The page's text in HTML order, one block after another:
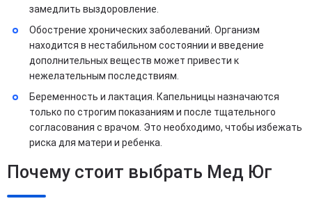
замедлить выздоровление.
Обострение хронических заболеваний. Организм
находится в нестабильном состоянии и введение
дополнительных веществ может привести к
нежелательным последствиям.
Беременность и лактация. Капельницы назначаются
только по строгим показаниям и после тщательного
согласования с врачом. Это необходимо, чтобы избежать
риска для матери и ребенка.
Почему стоит выбрать Мед Юг